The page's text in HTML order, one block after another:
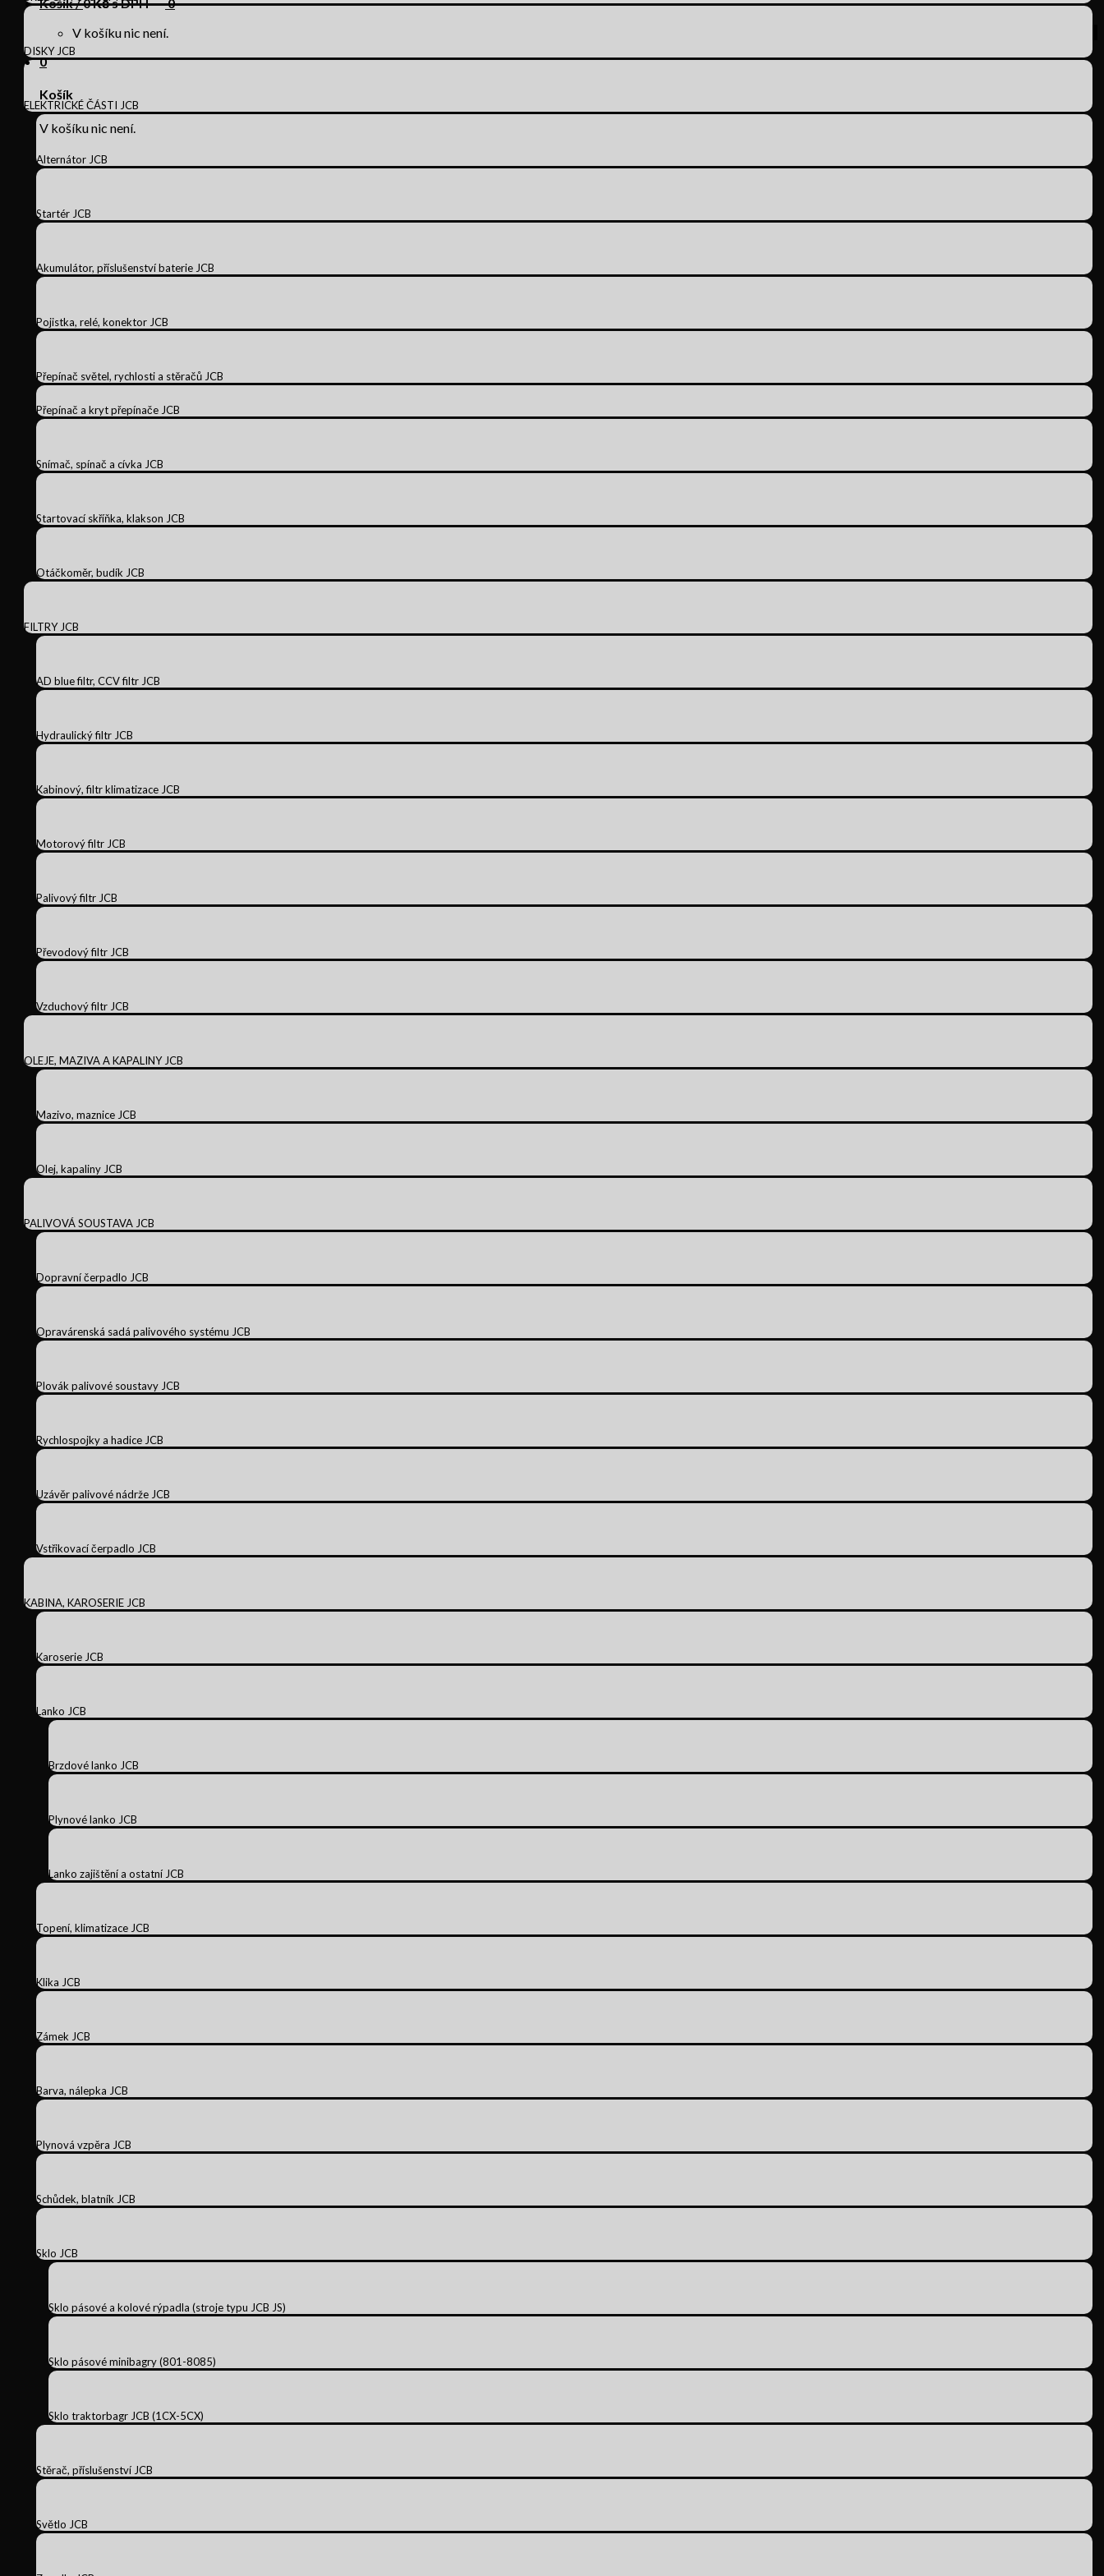
V košíku nic není.
0
Košík
V košíku nic není.
DISKY JCB
ELEKTRICKÉ ČÁSTI JCB
Alternátor JCB
Startér JCB
Akumulátor, příslušenství baterie JCB
Pojistka, relé, konektor JCB
Přepínač světel, rychlosti a stěračů JCB
Přepínač a kryt přepínače JCB
Snímač, spínač a cívka JCB
Startovací skříňka, klakson JCB
Otáčkoměr, budík JCB
FILTRY JCB
AD blue filtr, CCV filtr JCB
Hydraulický filtr JCB
Kabinový, filtr klimatizace JCB
Motorový filtr JCB
Palivový filtr JCB
Převodový filtr JCB
Vzduchový filtr JCB
OLEJE, MAZIVA A KAPALINY JCB
Mazivo, maznice JCB
Olej, kapaliny JCB
PALIVOVÁ SOUSTAVA JCB
Dopravní čerpadlo JCB
Opravárenská sadá palivového systému JCB
Plovák palivové soustavy JCB
Rychlospojky a hadice JCB
Uzávěr palivové nádrže JCB
Vstřikovací čerpadlo JCB
KABINA, KAROSERIE JCB
Karoserie JCB
Lanko JCB
Brzdové lanko JCB
Plynové lanko JCB
Lanko zajištění a ostatní JCB
Topení, klimatizace JCB
Klika JCB
Zámek JCB
Barva, nálepka JCB
Plynová vzpěra JCB
Schůdek, blatník JCB
Sklo JCB
Sklo pásové a kolové rýpadla (stroje typu JCB JS)
Sklo pásové minibagry (801-8085)
Sklo traktorbagr JCB (1CX-5CX)
Stěrač, příslušenství JCB
Světlo JCB